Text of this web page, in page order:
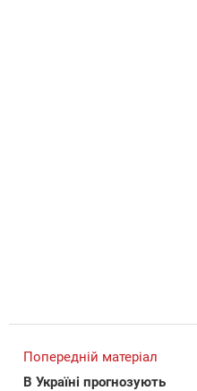
Попередній матеріал
В Україні прогнозують